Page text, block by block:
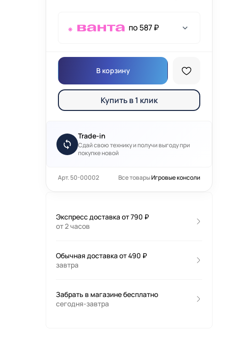
по 587 ₽
В корзину
Купить в 1 клик
Trade-in
Сдай свою технику и получи выгоду при
покупке новой
Арт. 50-00002 Все товарыИгровые консоли
Экспресс доставка от 790 ₽
от 2 часов
Обычная доставка от 490 ₽
завтра
Забрать в магазине бесплатно
сегодня-завтра